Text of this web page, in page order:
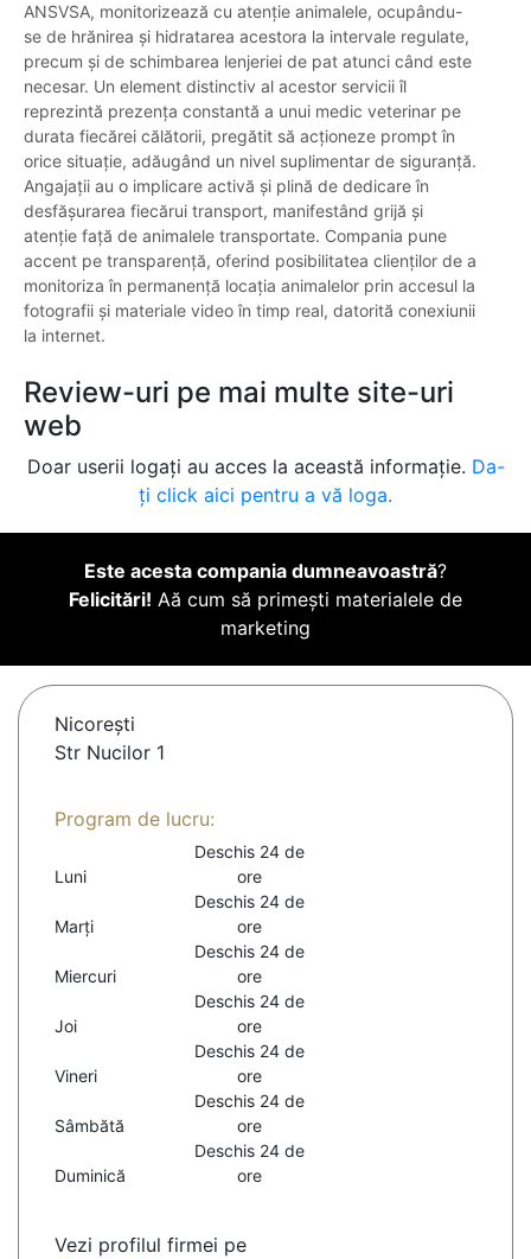
ANSVSA, monitorizează cu atenție animalele, ocupându-
se de hrănirea și hidratarea acestora la intervale regulate,
precum și de schimbarea lenjeriei de pat atunci când este
necesar. Un element distinctiv al acestor servicii îl
reprezintă prezența constantă a unui medic veterinar pe
durata fiecărei călătorii, pregătit să acționeze prompt în
orice situație, adăugând un nivel suplimentar de siguranță.
Angajații au o implicare activă și plină de dedicare în
desfășurarea fiecărui transport, manifestând grijă și
atenție față de animalele transportate. Compania pune
accent pe transparență, oferind posibilitatea clienților de a
monitoriza în permanență locația animalelor prin accesul la
fotografii și materiale video în timp real, datorită conexiunii
la internet.
Review-uri pe mai multe site-uri
web
Doar userii logați au acces la această informație. Da-
ți click aici pentru a vă loga.
Este acesta compania dumneavoastră?
Felicitări! Aă cum să primești materialele de
marketing
Nicoreşti
Str Nucilor 1
Program de lucru:
Luni
Deschis 24 de
ore
Marți
Deschis 24 de
ore
Miercuri
Deschis 24 de
ore
Joi
Deschis 24 de
ore
Vineri
Deschis 24 de
ore
Sâmbătă
Deschis 24 de
ore
Duminică
Deschis 24 de
ore
Vezi profilul firmei pe